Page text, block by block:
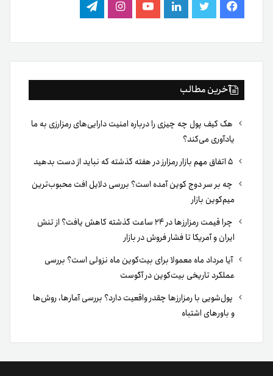
فیس
بوک
توییتر لینکدینیوتیوباینستاگرام
تلگرام
آخرین مطالب
هک کیف پول چه چیزی را درباره امنیت دارایی‌های رمزارزی به ما
یادآوری می‌کند؟
چه بر سر دوج کوین آمده است؟ بررسی دلایل افت محبوب‌ترین
میم‌کوین بازار
چرا قیمت رمزارزها در ۲۴ ساعت گذشته کاهش یافت؟ از تنش
ایران و آمریکا تا فشار فروش در بازار
آیا مرداد ماه معمولا برای بیت‌کوین ماه نزولی است؟ بررسی
عملکرد تاریخی بیت‌کوین در آگوست
پول‌شویی با رمزارزها چقدر واقعیت دارد؟ بررسی آمارها، روش‌ها
و باورهای اشتباه